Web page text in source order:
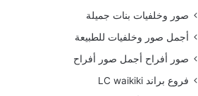
صور وخلفيات بنات جميلة
أجمل صور وخلفيات للطبيعة
صور أفراح أجمل صور أفراح
فروع براند LC waikiki